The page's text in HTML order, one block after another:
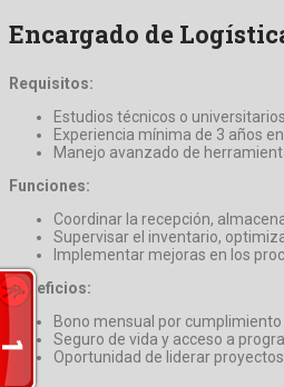
Encargado de
Requisitos:
Estudios técnicos o
Experiencia mínima de 3 años
Manejo avanzado de
Funciones:
Coordinar la recepción,
Supervisar el inventario,
Implementar mejoras en los
Beneficios:
Bono mensual por
Seguro de vida y acceso a
Oportunidad de liderar